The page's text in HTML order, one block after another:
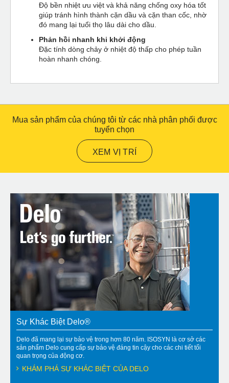
Độ bền nhiệt ưu việt và khả năng chống oxy hóa tốt
giúp tránh hình thành cặn dầu và cặn than cốc, nhờ
đó mang lại tuổi thọ lâu dài cho dầu.
Phản hồi nhanh khi khởi động
Đặc tính dòng chảy ở nhiệt độ thấp cho phép tuần
hoàn nhanh chóng.
Mua sản phẩm của chúng tôi từ các nhà phân phối được
tuyển chọn
XEM VỊ TRÍ
Sự Khác Biệt Delo®
Delo đã mang lại sự bảo vệ trong hơn 80 năm. ISOSYN là cơ sở các
sản phẩm Delo cung cấp sự bảo vệ đáng tin cậy cho các chi tiết tối
quan trọng của động cơ.
KHÁM PHÁ SỰ KHÁC BIỆT CỦA DELO